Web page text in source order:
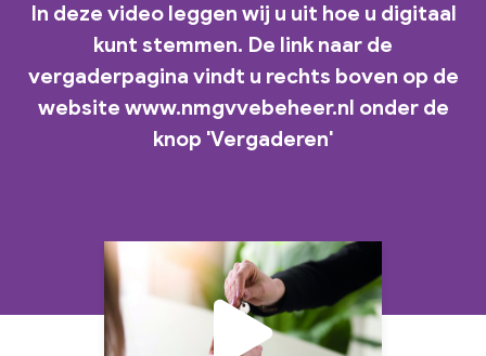
In deze video leggen wij u uit hoe u digitaal
kunt stemmen. De link naar de
vergaderpagina vindt u rechts boven op de
website www.nmgvvebeheer.nl onder de
knop 'Vergaderen'